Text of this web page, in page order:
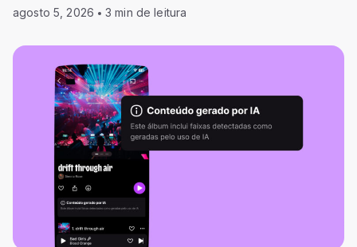
agosto 5, 2026 3 min de leitura